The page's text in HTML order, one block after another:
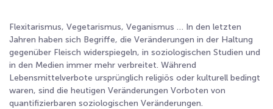
Flexitarismus, Vegetarismus, Veganismus … In den letzten
Jahren haben sich Begriffe, die Veränderungen in der Haltung
gegenüber Fleisch widerspiegeln, in soziologischen Studien und
in den Medien immer mehr verbreitet. Während
Lebensmittelverbote ursprünglich religiös oder kulturell bedingt
waren, sind die heutigen Veränderungen Vorboten von
quantifizierbaren soziologischen Veränderungen.